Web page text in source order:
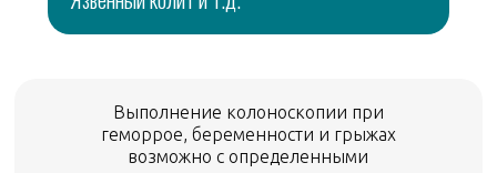
Выполнение колоноскопии при
геморрое, беременности и грыжах
возможно с определенными